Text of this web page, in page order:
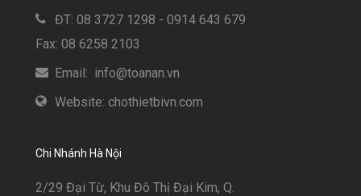
ĐT: 08 3727 1298 - 0914 643 679
Fax: 08 6258 2103
Email: info@toanan.vn
Website: chothietbivn.com
Chi Nhánh Hà Nội
2/29 Đại Từ, Khu Đô Thị Đại Kim, Q.